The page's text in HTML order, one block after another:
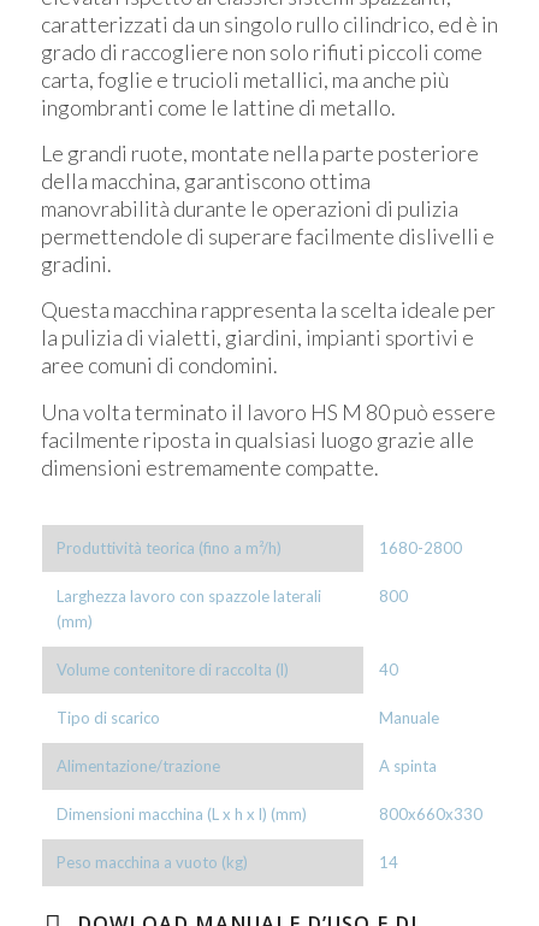
caratterizzati da un singolo rullo cilindrico, ed è in
grado di raccogliere non solo rifiuti piccoli come
carta, foglie e trucioli metallici, ma anche più
ingombranti come le lattine di metallo.
Le grandi ruote, montate nella parte posteriore
della macchina, garantiscono ottima
manovrabilità durante le operazioni di pulizia
permettendole di superare facilmente dislivelli e
gradini.
Questa macchina rappresenta la scelta ideale per
la pulizia di vialetti, giardini, impianti sportivi e
aree comuni di condomini.
Una volta terminato il lavoro HS M 80 può essere
facilmente riposta in qualsiasi luogo grazie alle
dimensioni estremamente compatte.
Produttività teorica (fino a m²/h) 1680-2800
Larghezza lavoro con spazzole laterali
(mm)
800
Volume contenitore di raccolta (l) 40
Tipo di scarico Manuale
Alimentazione/trazione A spinta
Dimensioni macchina (L x h x l) (mm) 800x660x330
Peso macchina a vuoto (kg) 14